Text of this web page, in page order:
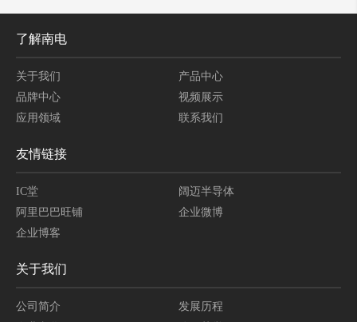
了解南电
关于我们
产品中心
品牌中心
视频展示
应用领域
联系我们
友情链接
IC堂
阔迈半导体
阿里巴巴旺铺
企业微博
企业博客
关于我们
公司简介
发展历程